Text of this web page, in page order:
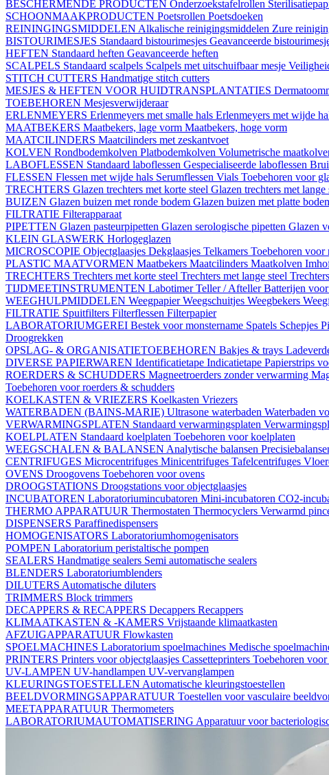
BESCHERMENDE PRODUCTEN Onderzoekstafelrollen
SCHOONMAAKPRODUCTEN Poetsrollen Poetsdoeken
REININGINGSMIDDELEN Alkalische reinigingsmiddelen Zure
BISTOURIMESJES Standaard bistourimesjes Geavanceerde
HEFTEN Standaard heften Geavanceerde heften
SCALPELS Standaard scalpels Scalpels met uitschuifbaar mesje
STITCH CUTTERS Handmatige stitch cutters
MESJES & HEFTEN VOOR HUIDTRANSPLANTATIES
TOEBEHOREN Mesjesverwijderaar
ERLENMEYERS Erlenmeyers met smalle hals Erlenmeyers met wijde
MAATBEKERS Maatbekers, lage vorm Maatbekers, hoge vorm
MAATCILINDERS Maatcilinders met zeskantvoet
KOLVEN Rondbodemkolven Platbodemkolven Volumetrische
LABOFLESSEN Standaard laboflessen Gespecialiseerde laboflessen
FLESSEN Flessen met wijde hals Serumflessen Vials Toebehoren voor
TRECHTERS Glazen trechters met korte steel Glazen trechters met lange
BUIZEN Glazen buizen met ronde bodem Glazen buizen met platte
FILTRATIE Filterapparaat
PIPETTEN Glazen pasteurpipetten Glazen serologische pipetten Glazen
KLEIN GLASWERK Horlogeglazen
MICROSCOPIE Objectglaasjes Dekglaasjes Telkamers Toebehoren voor
PLASTIC MAATVORMEN Maatbekers Maatcilinders Maatkolven
TRECHTERS Trechters met korte steel Trechters met lange steel
TIJDMEETINSTRUMENTEN LabotimerTeller / AftellerBatterijen
WEEGHULPMIDDELEN WeegpapierWeegschuitjes Weegbekers
FILTRATIE Spuitfilters Filterflessen Filterpapier
LABORATORIUMGEREI Bestek voor monstername Spatels Schepjes
Droogrekken
OPSLAG- & ORGANISATIETOEBEHOREN Bakjes & trays
DIVERSE PAPIERWAREN Identificatietape Indicatietape Papierstrips
ROERDERS & SCHUDDERS Magneetroerders zonder verwarming
Toebehoren voor roerders & schudders
KOELKASTEN & VRIEZERS Koelkasten Vriezers
WATERBADEN (BAINS-MARIE) Ultrasone waterbaden Waterbaden
VERWARMINGSPLATEN Standaard verwarmingsplaten
KOELPLATEN Standaard koelplaten Toebehoren voor koelplaten
WEEGSCHALEN & BALANSEN Analytische balansen
CENTRIFUGES Microcentrifuges Minicentrifuges Tafelcentrifuges
OVENS Droogovens Toebehoren voor ovens
DROOGSTATIONS Droogstations voor objectglaasjes
INCUBATOREN Laboratoriumincubatoren Mini-incubatoren CO2-
THERMO APPARATUUR Thermostaten Thermocyclers Verwarmd
DISPENSERS Paraffinedispensers
HOMOGENISATORS Laboratoriumhomogenisators
POMPEN Laboratorium peristaltische pompen
SEALERS Handmatige sealers Semi automatische sealers
BLENDERS Laboratoriumblenders
DILUTERS Automatische diluters
TRIMMERS Block trimmers
DECAPPERS & RECAPPERS Decappers Recappers
KLIMAATKASTEN & -KAMERS Vrijstaande klimaatkasten
AFZUIGAPPARATUUR Flowkasten
SPOELMACHINES Laboratorium spoelmachines Medische
PRINTERS Printers voor objectglaasjes Cassetteprinters Toebehoren
UV-LAMPEN UV-handlampen UV-vervanglampen
KLEURINGSTOESTELLEN Automatische kleuringstoestellen
BEELDVORMINGSAPPARATUUR Toestellen voor vasculaire
MEETAPPARATUUR Thermometers
LABORATORIUMAUTOMATISERING Apparatuur voor